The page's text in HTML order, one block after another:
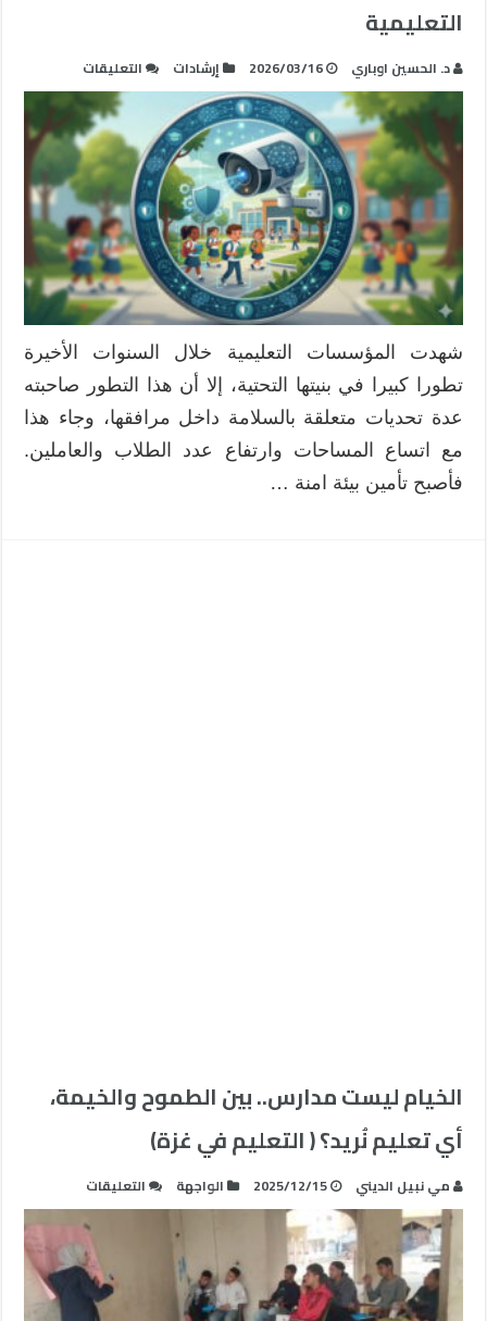
التعليمية
د. الحسين اوباري 2026/03/16 إرشادات التعليقات
أنظمة
السلامة
الحديثة
في
المرافق
التعليمية
مغلقة
شهدت المؤسسات التعليمية خلال السنوات الأخيرة
تطورا كبيرا في بنيتها التحتية، إلا أن هذا التطور صاحبته
عدة تحديات متعلقة بالسلامة داخل مرافقها، وجاء هذا
مع اتساع المساحات وارتفاع عدد الطلاب والعاملين.
فأصبح تأمين بيئة امنة …
الخيام ليست مدارس.. بين الطموح والخيمة،
أي تعليم نُريد؟ ( التعليم في غزة)
مي نبيل الديني 2025/12/15 الواجهة التعليقات
الخيام
ليست
مدارس..
الطموح